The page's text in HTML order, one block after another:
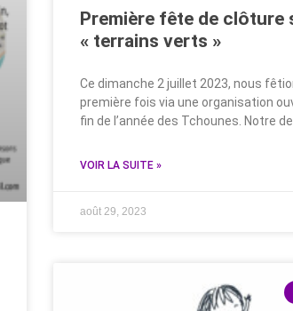
Première fête de clôture
« terrains verts »
Ce dimanche 2 juillet 2023, nous
première fois via une organisation
fin de l’année des Tchounes. Notre
VOIR LA SUITE »
août 29, 2023